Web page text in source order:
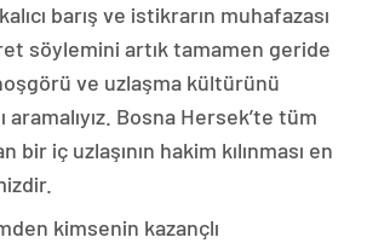
barış ve istikrarın muhafazası
söylemini artık tamamen geride
ve uzlaşma kültürünü
aramalıyız. Bosna Hersek’te tüm
bir iç uzlaşının hakim kılınması en
kimsenin kazançlı